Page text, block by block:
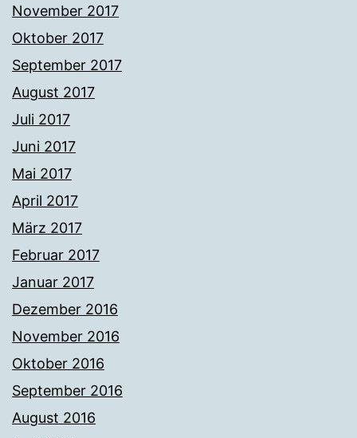
November 2017
Oktober 2017
September 2017
August 2017
Juli 2017
Juni 2017
Mai 2017
April 2017
März 2017
Februar 2017
Januar 2017
Dezember 2016
November 2016
Oktober 2016
September 2016
August 2016